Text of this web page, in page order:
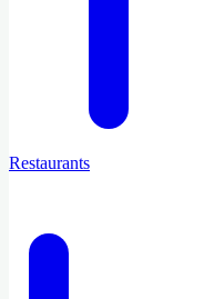
Restaurants